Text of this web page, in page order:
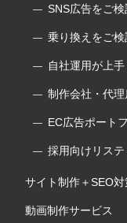
SNS広告をご
乗り換えをご
自社運用が上
制作会社・代
EC広告ポート
採用向けリス
サイト制作＋SEO対
動画制作サービス